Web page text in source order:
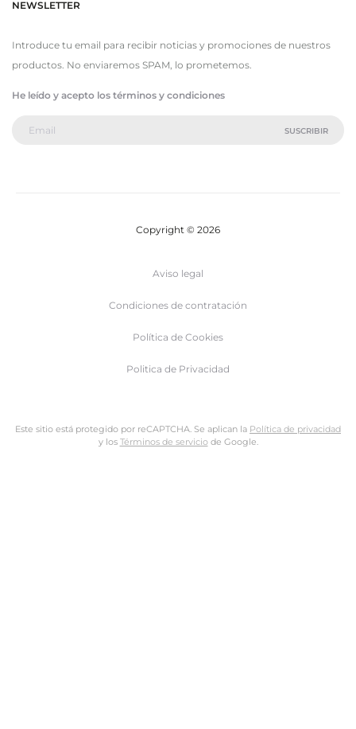
NEWSLETTER
Introduce tu email para recibir noticias y promociones de nuestros
productos. No enviaremos SPAM, lo prometemos.
He leído y acepto los términos y condiciones
Copyright © 2026
Aviso legal
Condiciones de contratación
Política de Cookies
Politica de Privacidad
Este sitio está protegido por reCAPTCHA. Se aplican la Política de privacidad
y los Términos de serviciode Google.